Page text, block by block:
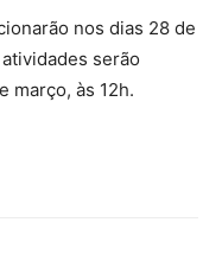
nos dias 28 de
serão
março, às 12h.